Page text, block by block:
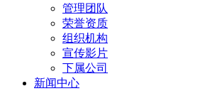
管理团队
荣誉资质
组织机构
宣传影片
下属公司
新闻中心